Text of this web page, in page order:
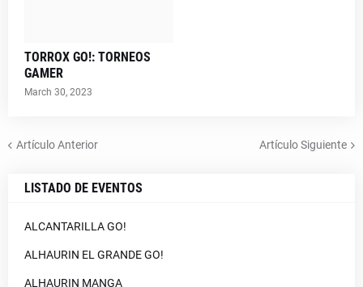
TORROX GO!: TORNEOS
GAMER
March 30, 2023
Artículo Anterior Artículo Siguiente
LISTADO DE EVENTOS
ALCANTARILLA GO!
ALHAURIN EL GRANDE GO!
ALHAURIN MANGA